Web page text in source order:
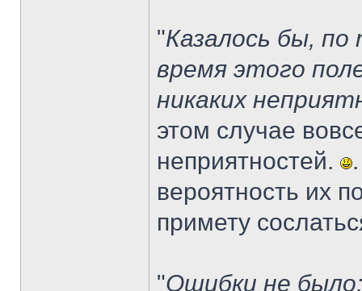
"Казалось бы,
время этого
никаких
этом случае
неприятностей.
вероятность их
примету
"Ошибки не